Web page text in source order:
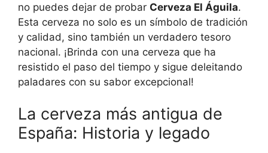
no puedes dejar de probar Cerveza El Águila.
Esta cerveza no solo es un símbolo de tradición
y calidad, sino también un verdadero tesoro
nacional. ¡Brinda con una cerveza que ha
resistido el paso del tiempo y sigue deleitando
paladares con su sabor excepcional!
La cerveza más antigua de
España: Historia y legado